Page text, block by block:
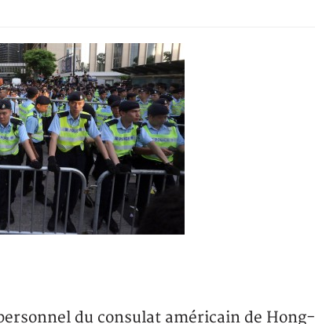
du consulat américain de Hong-